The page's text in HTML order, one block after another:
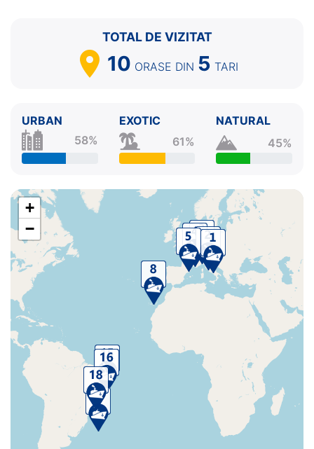
TOTAL DE VIZITAT
10 ORASE DIN 5 TARI
URBAN
58%
EXOTIC
61%
NATURAL
45%
+
−